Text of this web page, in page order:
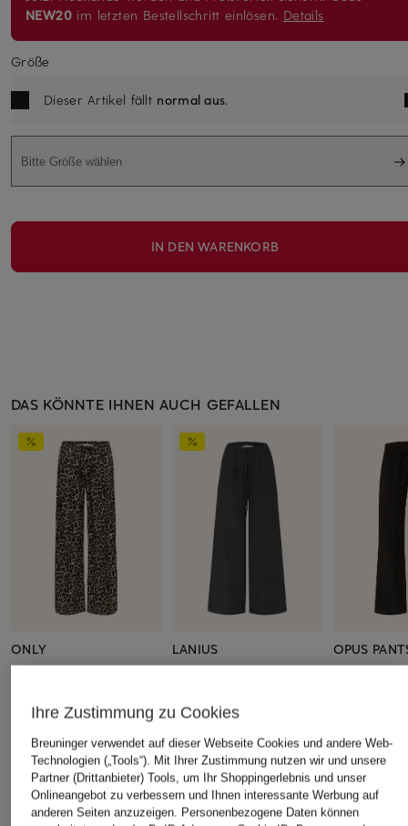
NEW20 im letzten Bestellschritt einlösen. Details
Größe
Dieser Artikel fällt normal aus.
Bitte Größe wählen
IN DEN WARENKORB
DAS KÖNNTE IHNEN AUCH GEFALLEN
ONLY
Ursprünglich:CHF 50
LANIUS
Ursprünglich:
OPUS
ÄHNLICHE ARTIKEL ENTDECKEN
Ihre Zustimmung zu Cookies
Breuninger verwendet auf dieser Webseite Cookies und andere Web-
Technologien („Tools“). Mit Ihrer Zustimmung nutzen wir und unsere
Partner (Drittanbieter) Tools, um Ihr Shoppingerlebnis und unser
Onlineangebot zu verbessern und Ihnen interessante Werbung auf
anderen Seiten anzuzeigen. Personenbezogene Daten können